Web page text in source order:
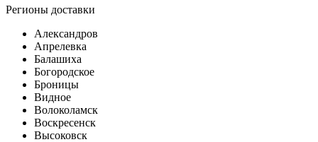
Регионы доставки
Александров
Апрелевка
Балашиха
Богородское
Броницы
Видное
Волоколамск
Воскресенск
Высоковск